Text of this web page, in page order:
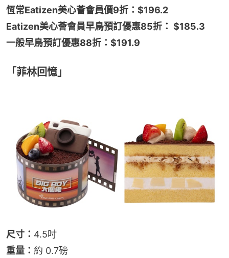
恆常Eatizen美心薈會員價9折：$196.2
Eatizen美心薈會員早鳥預訂優惠85折： $185.3
一般早鳥預訂優惠88折：$191.9
「菲林回憶」
尺寸： 4.5吋
重量： 約 0.7磅